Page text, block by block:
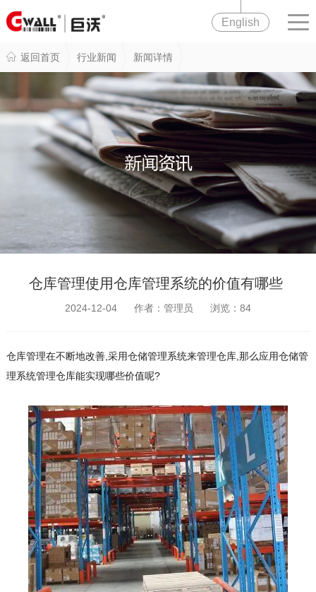
English
返回首页 行业新闻 新闻详情
仓库管理使用仓库管理系统的价值有哪些
2024-12-04 作者：管理员 浏览： 84
仓库管理在不断地改善,采用仓储管理系统来管理仓库,那么应用仓储管
理系统管理仓库能实现哪些价值呢?